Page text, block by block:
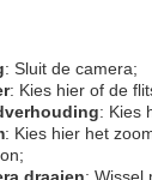
: Sluit de camera;
: Kies hier of de
: Kies
: Kies hier het